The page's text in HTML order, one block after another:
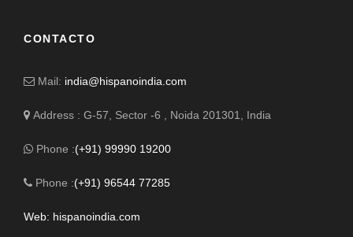
CONTACTO
Mail: india@hispanoindia.com
Address : G-57, Sector -6 , Noida 201301, India
Phone :(+91) 99990 19200
Phone :(+91) 96544 77285
Web: hispanoindia.com